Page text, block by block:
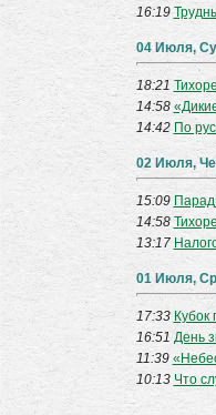
16:19
04 Июля,
18:21
14:58
14:42 По
02 Июля,
15:09 Парад
14:58
13:17
01 Июля,
17:33 Кубок
16:51 День
11:39
10:13 Что